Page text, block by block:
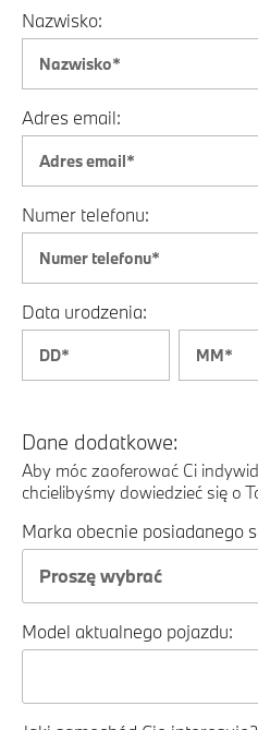
Nazwisko:
Adres email:
Numer telefonu:
Data urodzenia:
Dane dodatkowe:
Aby móc zaoferować Ci
chcielibyśmy dowiedzieć się o
Marka obecnie posiadanego
Proszę wybrać
Model aktualnego pojazdu: